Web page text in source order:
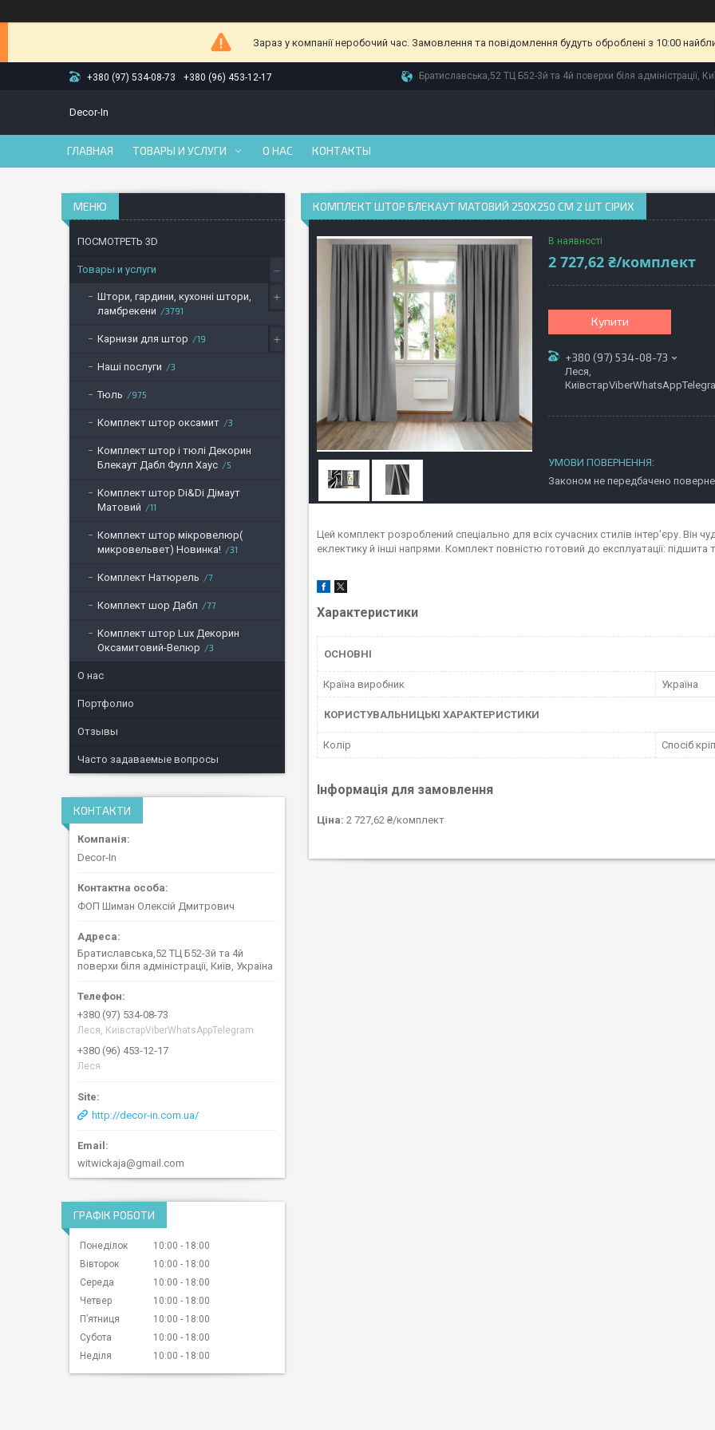
Зараз у компанії неробочий час. Замовлення та повідомлення будуть оброблені з 10:00
+380 (97) 534-08-73 +380 (96) 453-12-17 Братиславська,52 ТЦ Б52-3й та 4й поверхи біля адміністрації,
Decor-In
ГЛАВНАЯ ТОВАРЫ И УСЛУГИ О НАС КОНТАКТЫ
КОМПЛЕКТ ШТОР БЛЕКАУТ МАТОВИЙ 250Х250 СМ 2 ШТ СІРИХ
В наявності
2 727,62 ₴/комплект
Купити
+380 (97) 534-08-73
Леся,
Законом не передбачено
Цей комплект розроблений спеціально для всіх сучасних стилів інтер'єру. Він
еклектику й інші напрями. Комплект повністю готовий до експлуатації: підшита
Характеристики
ОСНОВНІ
Країна виробник Україна
КОРИСТУВАЛЬНИЦЬКІ ХАРАКТЕРИСТИКИ
Колір Спосіб
Інформація для замовлення
Ціна: 2 727,62 ₴/комплект
ПОСМОТРЕТЬ 3D
Товары и услуги
Штори, гардини, кухонні штори,
ламбрекени
3791
Карнизи для штор 19
Наші послуги 3
Тюль 975
Комплект штор оксамит 3
Комплект штор і тюлі Декорин
Блекаут Дабл Фулл Хаус
5
Комплект штор Di&Di Дімаут
Матовий
11
Комплект штор мікровелюр(
микровельвет) Новинка!
31
Комплект Натюрель 7
Комплект шор Дабл 77
Комплект штор Lux Декорин
Оксамитовий-Велюр
3
О нас
Портфолио
Отзывы
Часто задаваемые вопросы
КОНТАКТИ
Decor-In
ФОП Шиман Олексій Дмитрович
Братиславська,52 ТЦ Б52-3й та 4й
поверхи біля адміністрації, Київ, Україна
+380 (97) 534-08-73
Леся, КиївстарViberWhatsAppTelegram
+380 (96) 453-12-17
Леся
http://decor-in.com.ua/
witwickaja@gmail.com
ГРАФІК РОБОТИ
Понеділок 10:00
18:00
Вівторок
10:00
18:00
Середа
10:00
18:00
Четвер
10:00
18:00
Пʼятниця
10:00
18:00
Субота
10:00
18:00
Неділя
10:00 18:00